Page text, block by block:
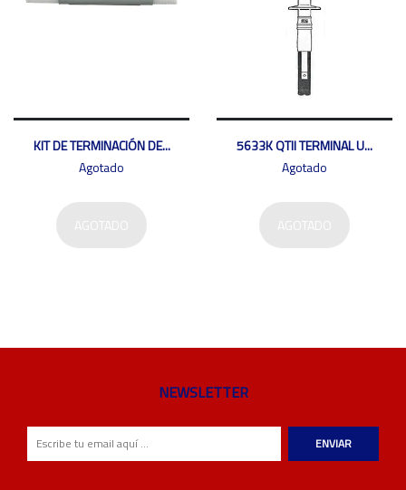
KIT DE TERMINACIÓN DE...
Agotado
5633K QTII TERMINAL U...
Agotado
NEWSLETTER
ENVIAR